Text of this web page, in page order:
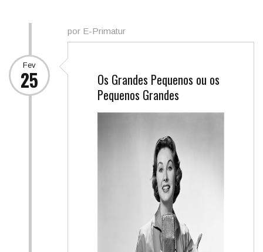
por E-Primatur
Fev
25
Os Grandes Pequenos ou os
Pequenos Grandes